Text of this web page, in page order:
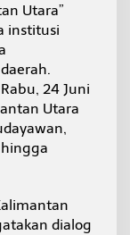
Utara”
institusi
24 Juni
Utara
dialog